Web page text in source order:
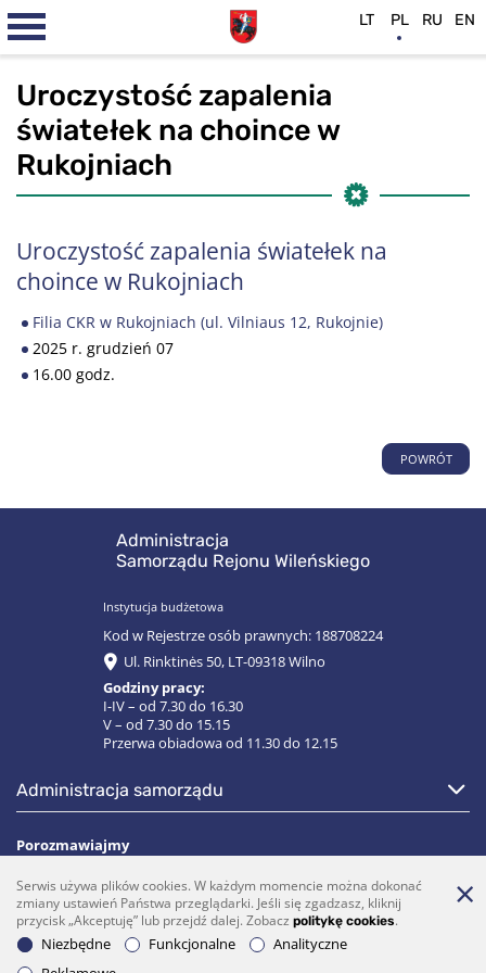
Uroczystość zapalenia
światełek na choince w
Rukojniach
Uroczystość zapalenia światełek na
choince w Rukojniach
Filia CKR w Rukojniach (ul. Vilniaus 12, Rukojnie)
2025 r. grudzień 07
16.00 godz.
POWRÓT
Administracja
Samorządu Rejonu Wileńskiego
Instytucja budżetowa
Kod w Rejestrze osób prawnych: 188708224
Ul. Rinktinės 50, LT-09318 Wilno
Godziny pracy:
I-IV – od 7.30 do 16.30
V – od 7.30 do 15.15
Przerwa obiadowa od 11.30 do 12.15
administracja samorządu
Porozmawiajmy
(0 5)  275 1990 vrsa@vrsa.lt
Facebook Youtube
Serwis używa plików cookies. W każdym momencie można dokonać
zmiany ustawień Państwa przeglądarki. Jeśli się zgadzasz, kliknij
przycisk „Akceptuję” lub przejdź dalej. Zobacz politykę cookies.
Niezbędne
Funkcjonalne
Analityczne
LT PL RU EN